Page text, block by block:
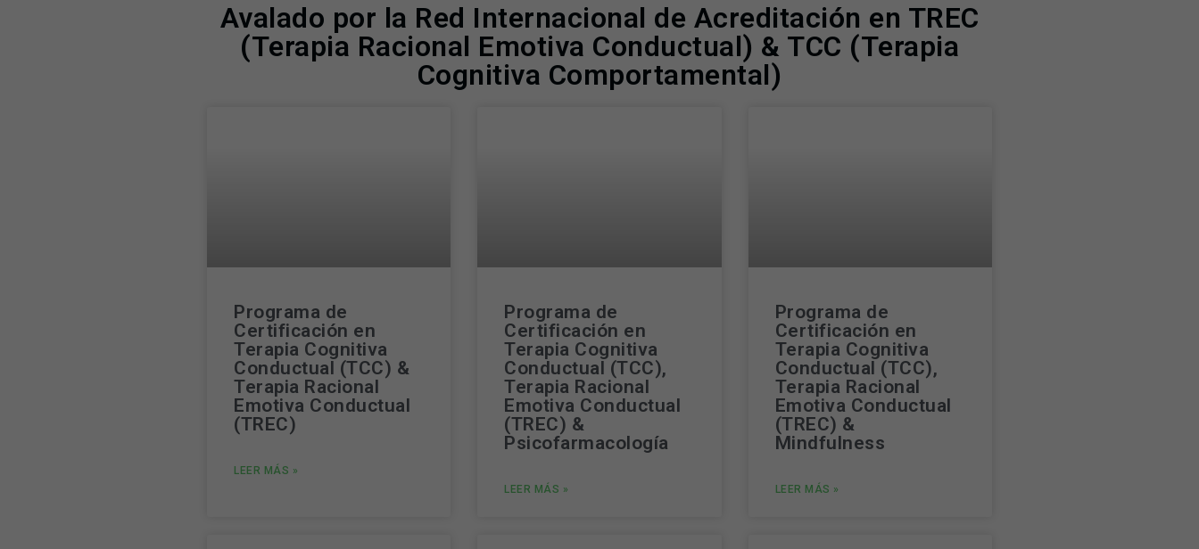
Avalado por la Red Internacional de Acreditación en TREC
(Terapia Racional Emotiva Conductual) & TCC (Terapia
Cognitiva Comportamental)
Programa de
Certificación en
Terapia Cognitiva
Conductual (TCC) &
Terapia Racional
Emotiva Conductual
(TREC)
LEER MÁS »
Programa de
Certificación en
Terapia Cognitiva
Conductual (TCC),
Terapia Racional
Emotiva Conductual
(TREC) &
Psicofarmacología
LEER MÁS »
Programa de
Certificación en
Terapia Cognitiva
Conductual (TCC),
Terapia Racional
Emotiva Conductual
(TREC) &
Mindfulness
LEER MÁS »